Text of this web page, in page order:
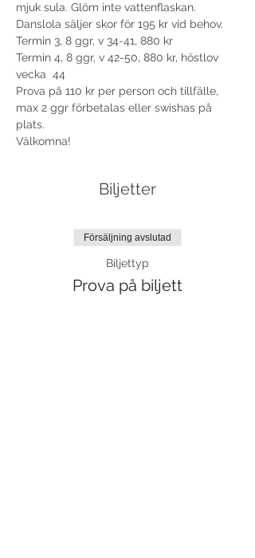
mjuk sula. Glöm inte vattenflaskan.
Danslola säljer skor för 195 kr vid behov.
Termin 3, 8 ggr, v 34-41, 880 kr
Termin 4, 8 ggr, v 42-50, 880 kr, höstlov
vecka  44
Prova på 110 kr per person och tillfälle,
max 2 ggr förbetalas eller swishas på
plats.
Välkomna!
Biljetter
Försäljning avslutad
Biljettyp
Prova på biljett